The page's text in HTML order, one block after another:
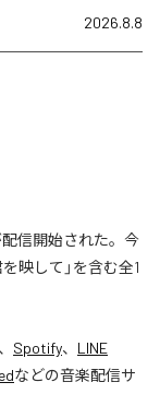
2026.8.8
配信開始された。今
映して」を含む全1
、 Spotify、 LINE
などの音楽配信サ